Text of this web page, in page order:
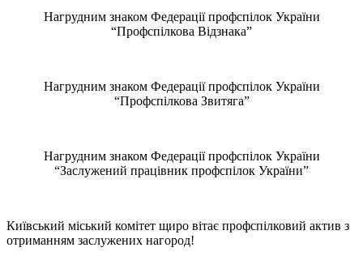
Нагрудним знаком Федерації профспілок України
“Профспілкова Відзнака”
Нагрудним знаком Федерації профспілок України
“Профспілкова Звитяга”
Нагрудним знаком Федерації профспілок України
“Заслужений працівник профспілок України”
Київський міський комітет щиро вітає профспілковий актив з
отриманням заслужених нагород!